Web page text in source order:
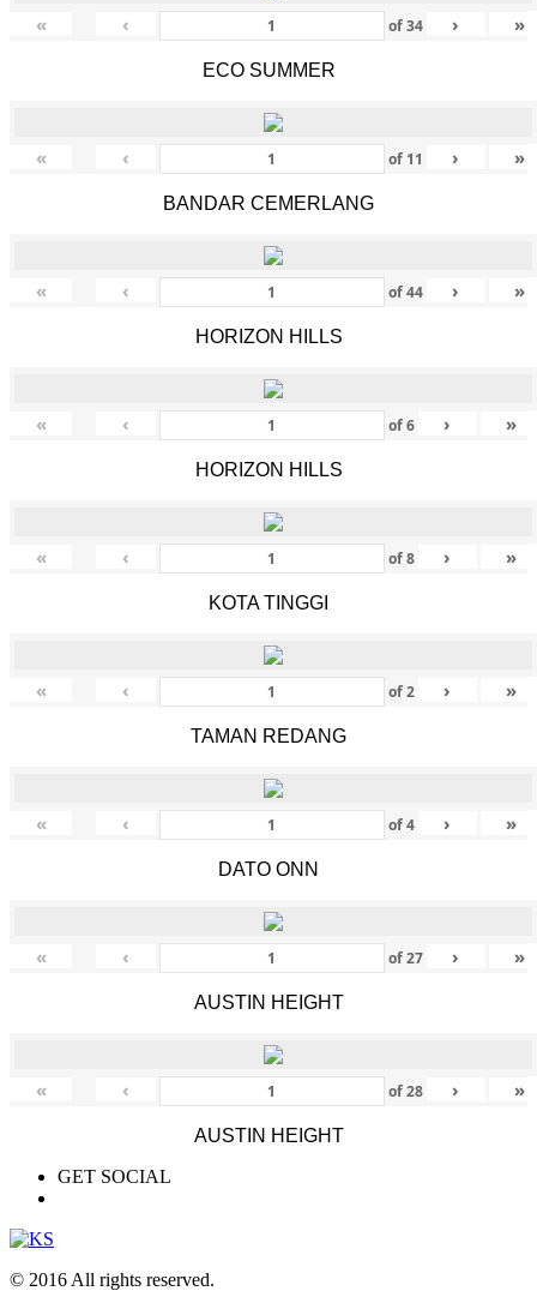
« ‹ of34 › »
ECO SUMMER
« ‹ of 11 › »
BANDAR CEMERLANG
« ‹ of44 › »
HORIZON HILLS
« ‹ of6 › »
HORIZON HILLS
« ‹ of8 › »
KOTA TINGGI
« ‹ of2 › »
TAMAN REDANG
« ‹ of4 › »
DATO ONN
« ‹ of27 › »
AUSTIN HEIGHT
« ‹ of28 › »
AUSTIN HEIGHT
GET SOCIAL
© 2016 All rights reserved.